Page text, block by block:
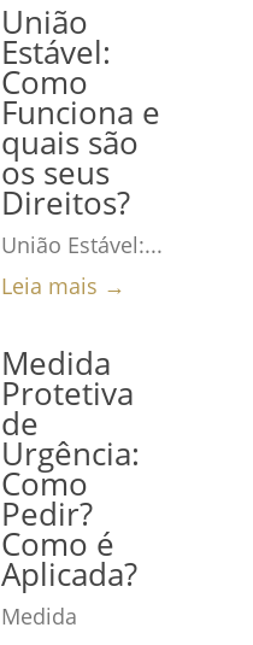
União
Estável:
Como
Funciona e
quais são
os seus
Direitos?
União Estável:...
Leia mais →
Medida
Protetiva
de
Urgência:
Como
Pedir?
Como é
Aplicada?
Medida